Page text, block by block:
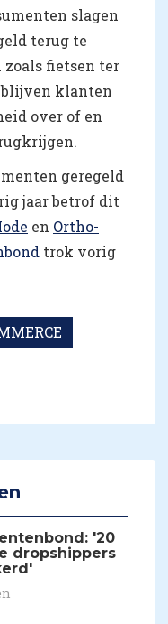
slagen
terug te
zoals fietsen ter
blijven klanten
over of en
geregeld
jaar betrof dit
en Ortho-
trok vorig
'20
dropshippers